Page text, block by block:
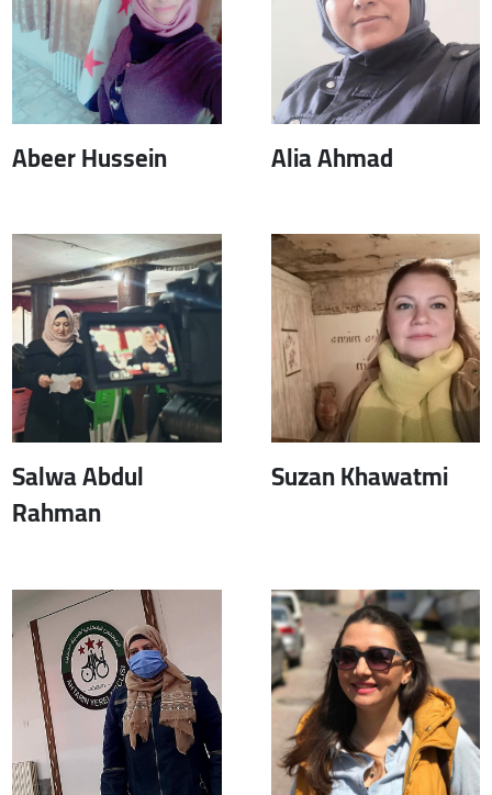
Abeer Hussein Alia Ahmad
Salwa Abdul
Rahman
Suzan Khawatmi